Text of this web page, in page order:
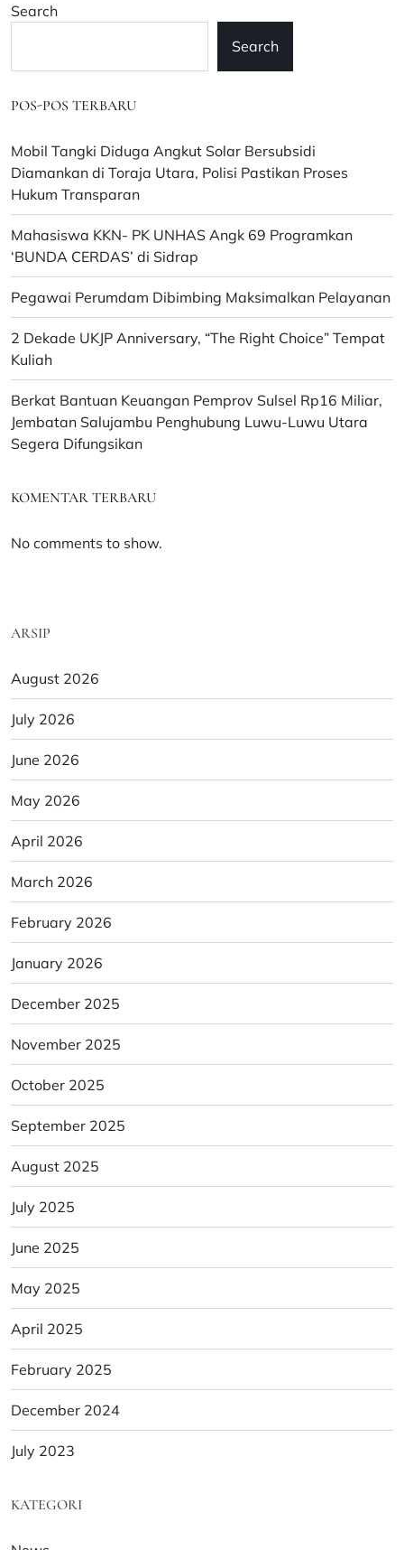
DPRD
Search
Search
POS-POS TERBARU
Mobil Tangki Diduga Angkut Solar Bersubsidi
Diamankan di Toraja Utara, Polisi Pastikan Proses
Hukum Transparan
Mahasiswa KKN- PK UNHAS Angk 69 Programkan
‘BUNDA CERDAS’ di Sidrap
Pegawai Perumdam Dibimbing Maksimalkan Pelayanan
2 Dekade UKJP Anniversary, “The Right Choice” Tempat
Kuliah
Berkat Bantuan Keuangan Pemprov Sulsel Rp16 Miliar,
Jembatan Salujambu Penghubung Luwu-Luwu Utara
Segera Difungsikan
KOMENTAR TERBARU
No comments to show.
ARSIP
August 2026
July 2026
June 2026
May 2026
April 2026
March 2026
February 2026
January 2026
December 2025
November 2025
October 2025
September 2025
August 2025
July 2025
June 2025
May 2025
April 2025
February 2025
December 2024
July 2023
KATEGORI